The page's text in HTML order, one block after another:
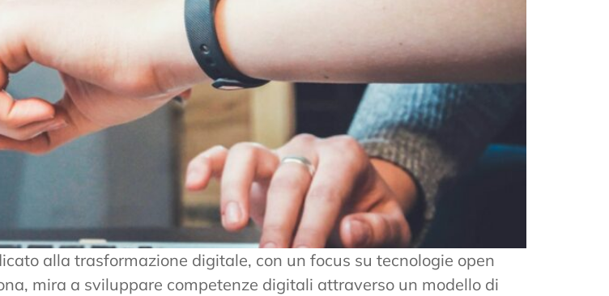
alla trasformazione digitale, con un focus su tecnologie open
mira a sviluppare competenze digitali attraverso un modello di